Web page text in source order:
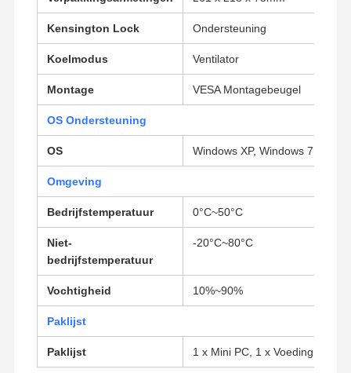
Industrieel moederbord
Firewall-moederbord
Kensington Lock Ondersteuning
Koelmodus Ventilator
Montage VESA Montagebeugel
OS Ondersteuning
OS Windows XP, Windows 7,
Omgeving
Bedrijfstemperatuur 0°C~50°C
Niet-
bedrijfstemperatuur
-20°C~80°C
Vochtigheid 10%~90%
Paklijst
Paklijst 1 x Mini PC, 1 x Voeding, 1 x